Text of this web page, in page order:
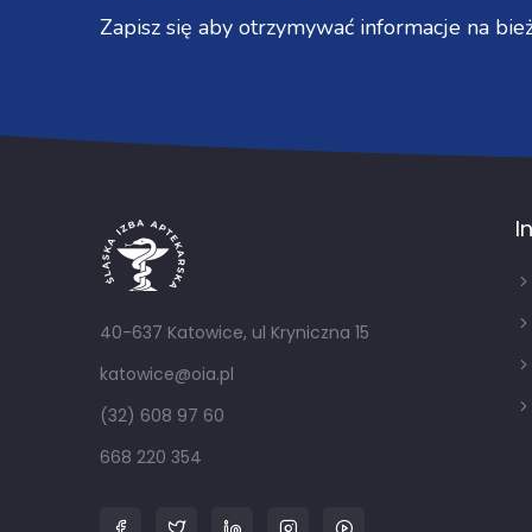
Zapisz się aby otrzymywać informacje na
40-637 Katowice, ul Kryniczna 15
katowice@oia.pl
(32) 608 97 60
668 220 354